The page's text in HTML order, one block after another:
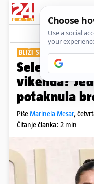
BLIŽI SE 'NAJSRETNIJI'
Selena
vikenda?
potaknula
PišeMarinela Mesar,
Čitanje članka: 2 min